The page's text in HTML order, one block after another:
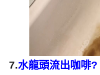
7.水龍頭流出咖啡